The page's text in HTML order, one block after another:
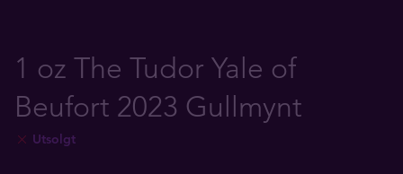
1 oz The Tudor Yale of
Beufort 2023 Gullmynt
Utsolgt